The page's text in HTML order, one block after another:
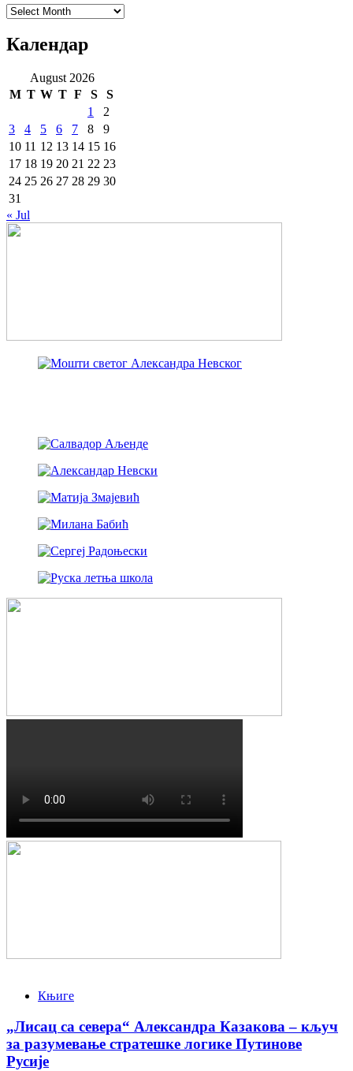
Архиве
Календар
August 2026
M T W T F S
S
1
2
3
4 5 6 7 8
9
10 11 12 13 14 15 16
17 18 19 20 21 22 23
24 25 26 27 28 29 30
31
« Jul
Књиге
„Лисац са севера“ Александра Казакова – кључ
за разумевање стратешке логике Путинове
Русије